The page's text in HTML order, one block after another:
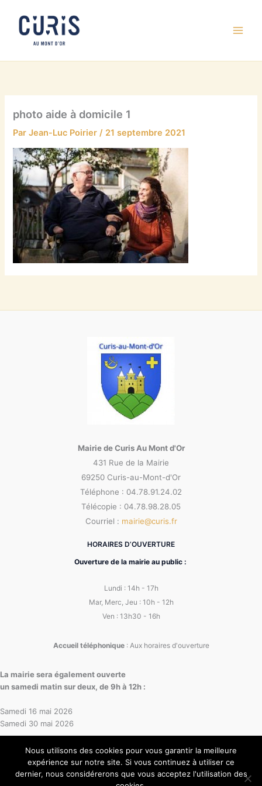
contenu
photo aide à domicile 1
ParJean-Luc Poirier/ 21 septembre 2021
Mairie de Curis Au Mont d'Or
431 Rue de la Mairie
69250 Curis-au-Mont-d'Or
Téléphone : 04.78.91.24.02
Télécopie : 04.78.98.28.05
Courriel : mairie@curis.fr
HORAIRES D’OUVERTURE
Ouverture de la mairie au public :
Lundi : 14h - 17h
Mar, Merc, Jeu : 10h - 12h
Ven : 13h30 - 16h
Accueil téléphonique: Aux horaires d'ouverture
La mairie sera également ouverte
un samedi matin sur deux, de 9h à 12h :
Samedi 16 mai 2026
Samedi 30 mai 2026
Nous utilisons des cookies pour vous garantir la meilleure
expérience sur notre site. Si vous continuez à utiliser ce
dernier, nous considérerons que vous acceptez l'utilisation des